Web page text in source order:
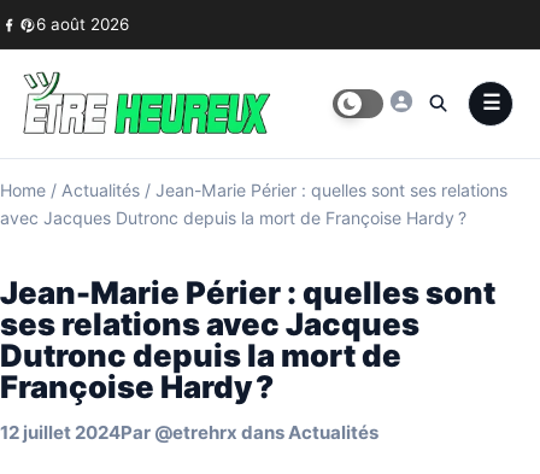
Skip to content
6 août 2026
Home / Actualités / Jean-Marie Périer : quelles sont ses relations
avec Jacques Dutronc depuis la mort de Françoise Hardy ?
Jean-Marie Périer : quelles sont
ses relations avec Jacques
Dutronc depuis la mort de
Françoise Hardy ?
12 juillet 2024Par @etrehrx dansActualités